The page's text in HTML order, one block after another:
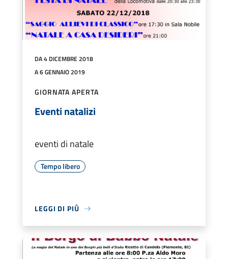
DA 4 DICEMBRE 2018
A 6 GENNAIO 2019
GIORNATA APERTA
Eventi natalizi
eventi di natale
Tempo libero
LEGGI DI PIÙ